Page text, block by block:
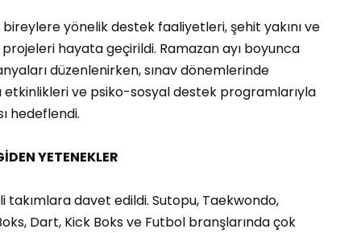
yönelik destek faaliyetleri, şehit yakını ve
hayata geçirildi. Ramazan ayı boyunca
düzenlenirken, sınav dönemlerinde
ve psiko-sosyal destek programlarıyla
hedeflendi.
YETENEKLER
takımlara davet edildi. Sutopu, Taekwondo,
Dart, Kick Boks ve Futbol branşlarında çok